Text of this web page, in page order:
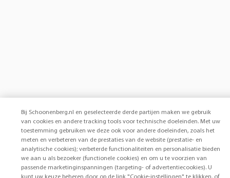
Bij Schoonenberg.nl en geselecteerde derde partijen maken we gebruik
van cookies en andere tracking tools voor technische doeleinden. Met uw
toestemming gebruiken we deze ook voor andere doeleinden, zoals het
meten en verbeteren van de prestaties van de website (prestatie- en
analytische cookies); verbeterde functionaliteiten en personalisatie bieden
we aan u als bezoeker (functionele cookies) en om u te voorzien van
passende marketinginspanningen (targeting- of advertentiecookies). U